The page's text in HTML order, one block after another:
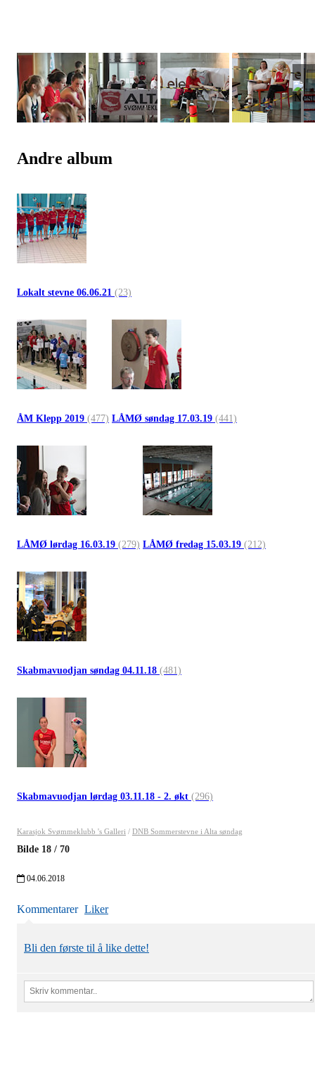
Andre album
Lokalt stevne 06.06.21 (23)
ÅM Klepp 2019 (477) LÅMØ søndag 17.03.19 (441)
LÅMØ lørdag 16.03.19 (279) LÅMØ fredag 15.03.19 (212)
Skabmavuodjan søndag 04.11.18 (481)
Skabmavuodjan lørdag 03.11.18 - 2. økt (296)
Karasjok Svømmeklubb 's Galleri / DNB Sommerstevne i Alta søndag
Bilde 18 / 70
04.06.2018
Kommentarer Liker
Bli den første til å like dette!